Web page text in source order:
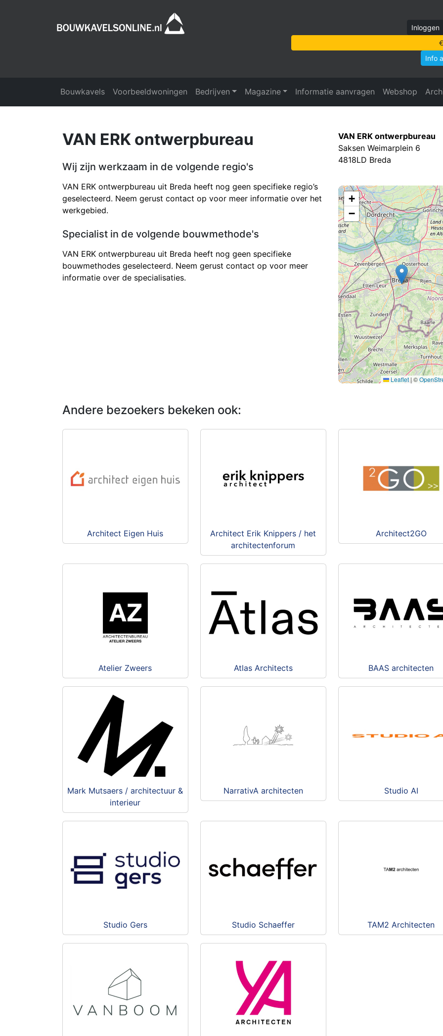
Inloggen
Info
Bouwkavels Voorbeeldwoningen Bedrijven Magazine Informatie aanvragen Webshop
VAN ERK ontwerpbureau
Wij zijn werkzaam in de volgende regio's
VAN ERK ontwerpbureau uit Breda heeft nog geen specifieke regio’s
geselecteerd. Neem gerust contact op voor meer informatie over het
werkgebied.
Specialist in de volgende bouwmethode's
VAN ERK ontwerpbureau uit Breda heeft nog geen specifieke
bouwmethodes geselecteerd. Neem gerust contact op voor meer
informatie over de specialisaties.
VAN ERK ontwerpbureau
Saksen Weimarplein 6
4818LD Breda
+
−
Leaflet |©
Andere bezoekers bekeken ook:
Architect Eigen Huis
Architect Erik Knippers / het
architectenforum
Architect2GO
Atelier Zweers Atlas Architects BAAS architecten
Mark Mutsaers / architectuur &
interieur
NarrativA architecten Studio AI
Studio Gers Studio Schaeffer TAM2 Architecten